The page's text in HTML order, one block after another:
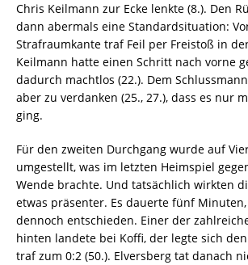
Chris Keilmann zur Ecke lenkte (8.). Den
dann abermals eine Standardsituation:
Strafraumkante traf Feil per Freistoß in
Keilmann hatte einen Schritt nach vorne
dadurch machtlos (22.). Dem
aber zu verdanken (25., 27.), dass es nur
ging.
Für den zweiten Durchgang wurde auf
umgestellt, was im letzten Heimspiel
Wende brachte. Und tatsächlich wirkten
etwas präsenter. Es dauerte fünf
dennoch entschieden. Einer der
hinten landete bei Koffi, der legte sich
traf zum 0:2 (50.). Elversberg tat danach